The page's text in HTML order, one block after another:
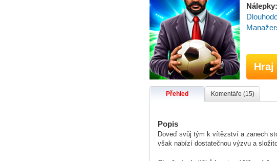
Nálepky:
Hraj
Přehled Komentáře (15)
Popis
Doveď svůj tým k vítězství a zanech
však nabízí dostatečnou výzvu a